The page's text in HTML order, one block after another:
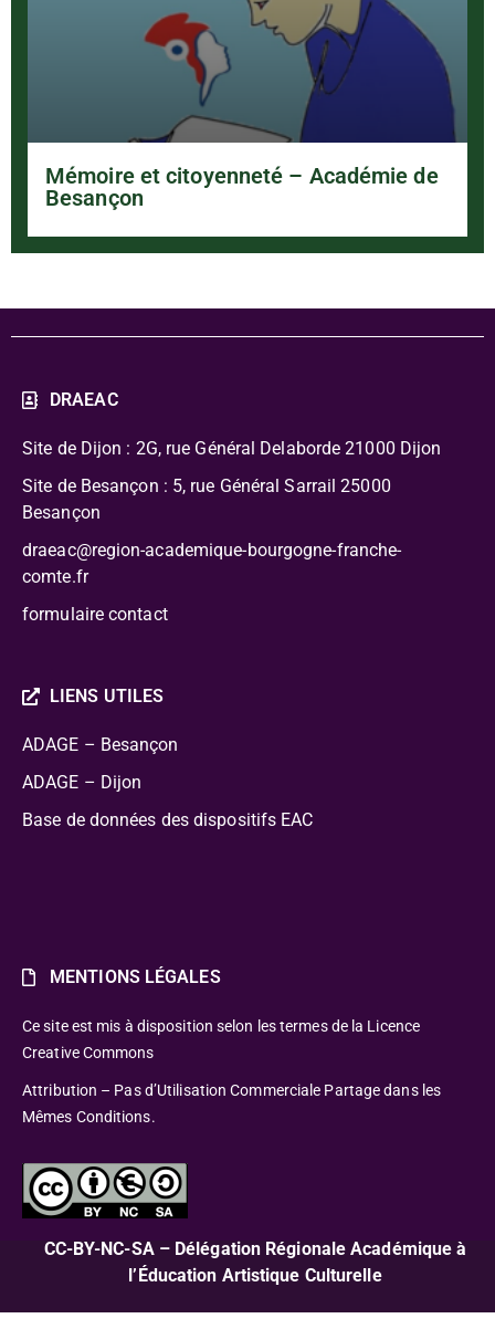
Mémoire et citoyenneté – Académie de
Besançon
DRAEAC
Site de Dijon : 2G, rue Général Delaborde 21000 Dijon
Site de Besançon : 5, rue Général Sarrail 25000
Besançon
draeac@region-academique-bourgogne-franche-
comte.fr
formulaire contact
LIENS UTILES
ADAGE – Besançon
ADAGE – Dijon
Base de données des dispositifs EAC
MENTIONS LÉGALES
Ce site est mis à disposition selon les termes de la Licence
Creative Commons
Attribution – Pas d’Utilisation Commerciale Partage dans les
Mêmes Conditions.
CC-BY-NC-SA – Délégation Régionale Académique à
l’Éducation Artistique Culturelle